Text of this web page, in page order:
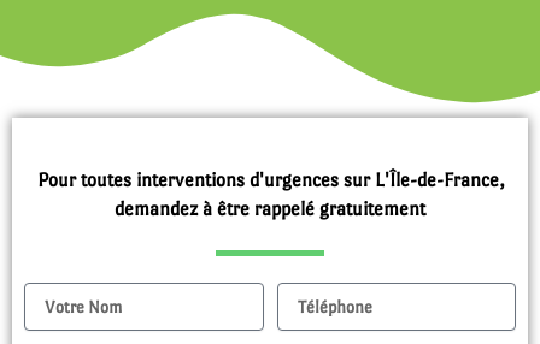
Pour toutes interventions d'urgences sur L'Île-de-France,
demandez à être rappelé gratuitement
Nom Tel